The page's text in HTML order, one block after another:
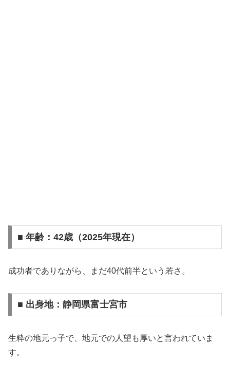
■ 年齢：42歳（2025年現在）
成功者でありながら、まだ40代前半という若さ。
■ 出身地：静岡県富士宮市
生粋の地元っ子で、地元での人望も厚いと言われていま
す。